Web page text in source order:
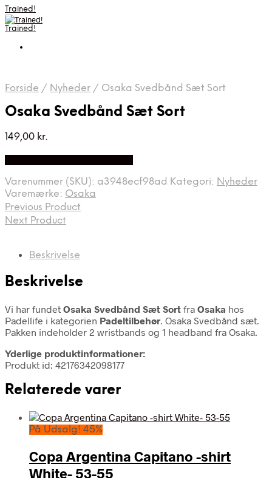
Trained!
Trained!
Forside / Nyheder / Osaka Svedbånd Sæt Sort
Osaka Svedbånd Sæt Sort
149,00 kr.
Varenummer (SKU): a3948ecf98ad Kategori: Nyheder
Varemærke: Osaka
Previous Product
Next Product
Beskrivelse
Beskrivelse
Vi har fundet Osaka Svedbånd Sæt Sort fra Osaka hos
Padellife i kategorien Padeltilbehør. Osaka Svedbånd sæt.
Pakken indeholder 2 wristbands og 1 headband fra Osaka.
Yderlige produktinformationer:
Produkt id: 42176342098177
Relaterede varer
På Udsalg! 45%
Copa Argentina Capitano -shirt
White- 53-55